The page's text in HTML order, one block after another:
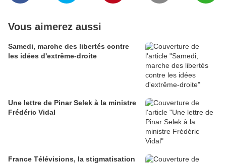
Vous aimerez aussi
Samedi, marche des libertés contre
les idées d'extrême-droite
Une lettre de Pinar Selek à la ministre
Frédéric Vidal
France Télévisions, la stigmatisation